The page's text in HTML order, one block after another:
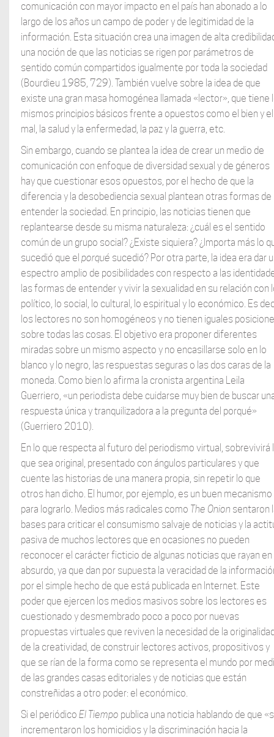
comunicación con mayor impacto en el país han abonado a lo
largo de los años un campo de poder y de legitimidad de la
información. Esta situación crea una imagen de alta
una noción de que las noticias se rigen por parámetros de
sentido común compartidos igualmente por toda la sociedad
(Bourdieu 1985, 729). También vuelve sobre la idea de que
existe una gran masa homogénea llamada «lector», que tiene
mismos principios básicos frente a opuestos como el bien y el
mal, la salud y la enfermedad, la paz y la guerra, etc.
Sin embargo, cuando se plantea la idea de crear un medio de
comunicación con enfoque de diversidad sexual y de géneros
hay que cuestionar esos opuestos, por el hecho de que la
diferencia y la desobediencia sexual plantean otras formas de
entender la sociedad. En principio, las noticias tienen que
replantearse desde su misma naturaleza: ¿cuál es el sentido
común de un grupo social? ¿Existe siquiera? ¿Importa más lo
sucedió que el porqué sucedió? Por otra parte, la idea era dar
espectro amplio de posibilidades con respecto a las
las formas de entender y vivir la sexualidad en su relación con
político, lo social, lo cultural, lo espiritual y lo económico. Es
los lectores no son homogéneos y no tienen iguales
sobre todas las cosas. El objetivo era proponer diferentes
miradas sobre un mismo aspecto y no encasillarse solo en lo
blanco y lo negro, las respuestas seguras o las dos caras de la
moneda. Como bien lo afirma la cronista argentina Leila
Guerriero, «un periodista debe cuidarse muy bien de buscar
respuesta única y tranquilizadora a la pregunta del porqué»
(Guerriero 2010).
En lo que respecta al futuro del periodismo virtual, sobrevivirá
que sea original, presentado con ángulos particulares y que
cuente las historias de una manera propia, sin repetir lo que
otros han dicho. El humor, por ejemplo, es un buen mecanismo
para lograrlo. Medios más radicales como The Onion sentaron
bases para criticar el consumismo salvaje de noticias y la
pasiva de muchos lectores que en ocasiones no pueden
reconocer el carácter ficticio de algunas noticias que rayan en
absurdo, ya que dan por supuesta la veracidad de la
por el simple hecho de que está publicada en Internet. Este
poder que ejercen los medios masivos sobre los lectores es
cuestionado y desmembrado poco a poco por nuevas
propuestas virtuales que reviven la necesidad de la
de la creatividad, de construir lectores activos, propositivos y
que se rían de la forma como se representa el mundo por
de las grandes casas editoriales y de noticias que están
constreñidas a otro poder: el económico.
Si el periódico El Tiempo publica una noticia hablando de que
incrementaron los homicidios y la discriminación hacia la